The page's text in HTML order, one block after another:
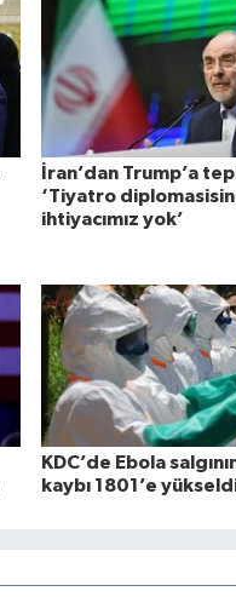
İran’dan Trump’a
‘Tiyatro
ihtiyacımız yok’
KDC’de Ebola
kaybı 1801’e